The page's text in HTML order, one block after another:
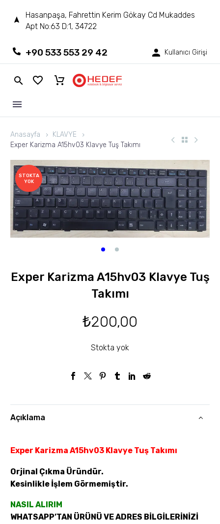
Hasanpaşa, Fahrettin Kerim Gökay Cd Mukaddes
Apt No:63 D:1, 34722
+90 533 553 29 42 Kullanıcı Girişi
Anasayfa
KLAVYE
Exper Karizma A15hv03 Klavye Tuş Takımı
STOKTA
YOK
Exper Karizma A15hv03 Klavye Tuş
Takımı
₺200,00
Stokta yok
Açıklama
Exper Karizma A15hv03 Klavye Tuş Takımı
Orjinal Çıkma Üründür.
Kesinlikle İşlem Görmemiştir.
NASIL ALIRIM
WHATSAPP’TAN ÜRÜNÜ VE ADRES BİLGİLERİNİZİ